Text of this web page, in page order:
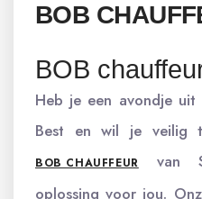
BOB
BOB
Heb je een avondje
Best en wil je veilig
BOB CHAUFFEUR
van
oplossing voor jou.